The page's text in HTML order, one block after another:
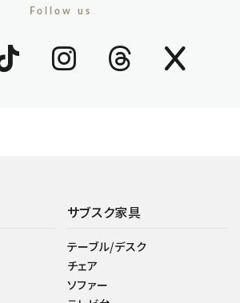
Follow us
サブスク家具
テーブル/デスク
チェア
ソファー